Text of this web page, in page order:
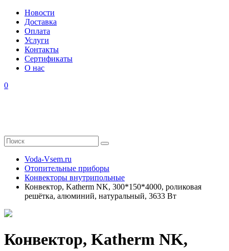
Новости
Доставка
Оплата
Услуги
Контакты
Cертификаты
О нас
0
Voda-Vsem.ru
Отопительные приборы
Конвекторы внутрипольные
Конвектор, Katherm NK, 300*150*4000, роликовая
решётка, алюминий, натуральный, 3633 Вт
Конвектор, Katherm NK,